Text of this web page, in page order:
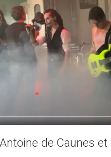
de Caunes et